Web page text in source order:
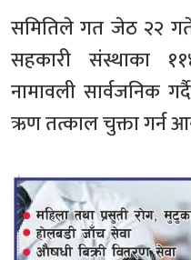
समितिले गत जेठ २२
सहकारी संस्थाका
नामावली सार्वजनिक
ऋण तत्काल चुक्ता गर्न